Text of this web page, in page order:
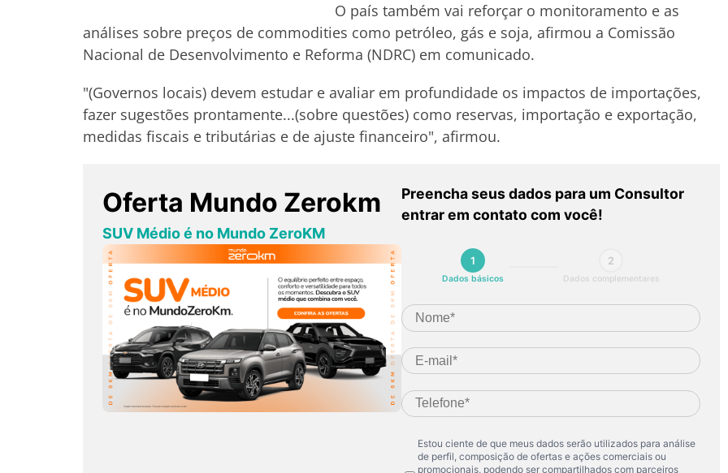
O país também vai reforçar o monitoramento e as
análises sobre preços de commodities como petróleo, gás e soja, afirmou a Comissão
Nacional de Desenvolvimento e Reforma (NDRC) em comunicado.
"(Governos locais) devem estudar e avaliar em profundidade os impactos de importações,
fazer sugestões prontamente...(sobre questões) como reservas, importação e exportação,
medidas fiscais e tributárias e de ajuste financeiro", afirmou.